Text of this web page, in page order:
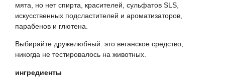
мята, но нет спирта, красителей, сульфатов SLS,
искусственных подсластителей и ароматизаторов,
парабенов и глютена.
Выбирайте дружелюбный. это веганское средство,
никогда не тестировалось на животных.
ингредиенты